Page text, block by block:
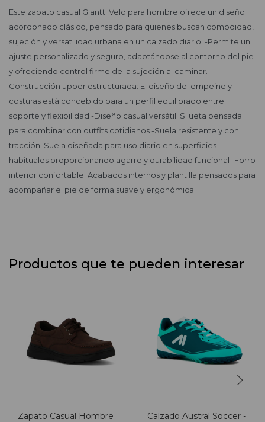
Este zapato casual Giantti Velo para hombre ofrece un diseño
acordonado clásico, pensado para quienes buscan comodidad,
sujeción y versatilidad urbana en un calzado diario. -Permite un
ajuste personalizado y seguro, adaptándose al contorno del pie
y ofreciendo control firme de la sujeción al caminar. -
Construcción upper estructurada: El diseño del empeine y
costuras está concebido para un perfil equilibrado entre
soporte y flexibilidad -Diseño casual versátil: Silueta pensada
para combinar con outfits cotidianos -Suela resistente y con
tracción: Suela diseñada para uso diario en superficies
habituales proporcionando agarre y durabilidad funcional -Forro
interior confortable: Acabados internos y plantilla pensados para
acompañar el pie de forma suave y ergonómica
Productos que te pueden interesar
Zapato Casual Hombre
Calzado Austral Soccer -